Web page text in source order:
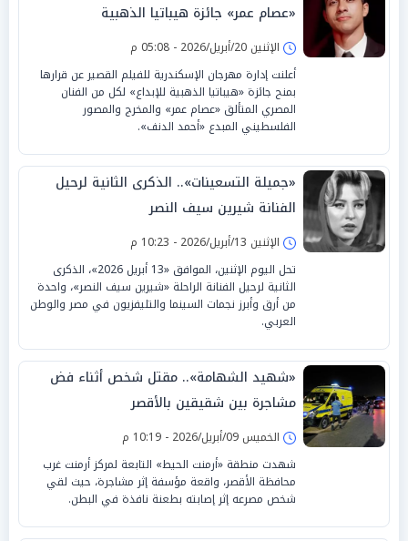
«عصام عمر» جائزة هيباتيا الذهبية
الإثنين 20/أبريل/2026 - 05:08 م
أعلنت إدارة مهرجان الإسكندرية للفيلم القصير عن قرارها
بمنح جائزة «هيباتيا الذهبية للإبداع» لكل من الفنان
المصري المتألق «عصام عمر» والمخرج والمصور
الفلسطيني المبدع «أحمد الدنف».
«جميلة التسعينات».. الذكرى الثانية لرحيل
الفنانة شيرين سيف النصر
الإثنين 13/أبريل/2026 - 10:23 م
تحل اليوم الإثنين، الموافق «13 أبريل 2026»، الذكرى
الثانية لرحيل الفنانة الراحلة «شيرين سيف النصر»، واحدة
من أرق وأبرز نجمات السينما والتليفزيون في مصر والوطن
العربي.
«شهيد الشهامة».. مقتل شخص أثناء فض
مشاجرة بين شقيقين بالأقصر
الخميس 09/أبريل/2026 - 10:19 م
شهدت منطقة «أرمنت الحيط» التابعة لمركز أرمنت غرب
محافظة الأقصر، واقعة مؤسفة إثر مشاجرة، حيث لقي
شخص مصرعه إثر إصابته بطعنة نافذة في البطن.